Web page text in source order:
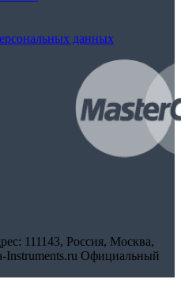
данных
111143, Россия, Москва,
Instruments.ru Официальный